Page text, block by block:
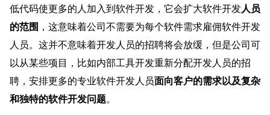
低代码使更多的人加入到软件开发，它会扩大软件开发人员
的范围 ，这意味着公司不需要为每个软件需求雇佣软件开发
人员。这并不意味着开发人员的招聘将会放缓，但是公司可
以从某些项目，比如内部工具开发重新分配开发人员的招
聘，安排更多的专业软件开发人员面向客户的需求以及复杂
和独特的软件开发问题。